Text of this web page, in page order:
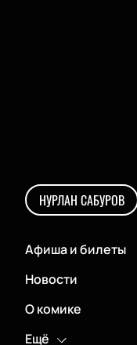
НУРЛАН САБУРОВ
Афиша и билеты
Новости
О комике
Ещё